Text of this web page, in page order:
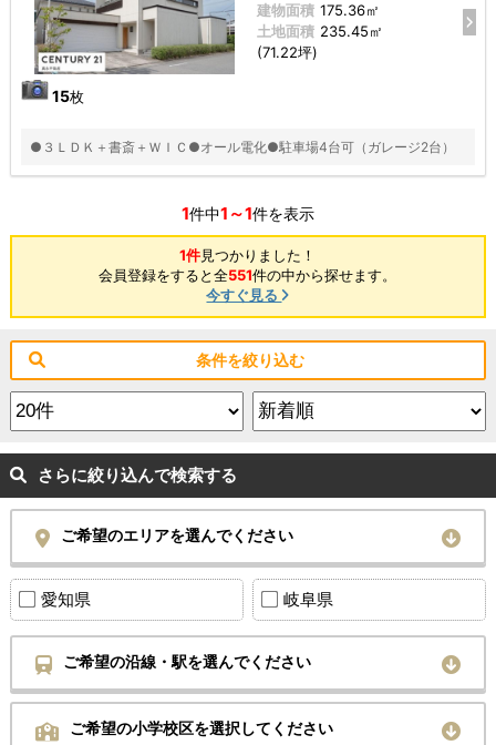
15枚
建物面積 175.36㎡
土地面積 235.45㎡
(71.22坪)
●３ＬＤＫ＋書斎＋ＷＩＣ●オール電化●駐車場4台可（ガレージ2台）
1件中1～1件を表示
1件見つかりました！
会員登録をすると全551件の中から探せます。
今すぐ見る
条件を絞り込む
さらに絞り込んで検索する
ご希望のエリアを選んでください
愛知県 岐阜県
ご希望の沿線・駅を選んでください
ご希望の小学校区を選択してください